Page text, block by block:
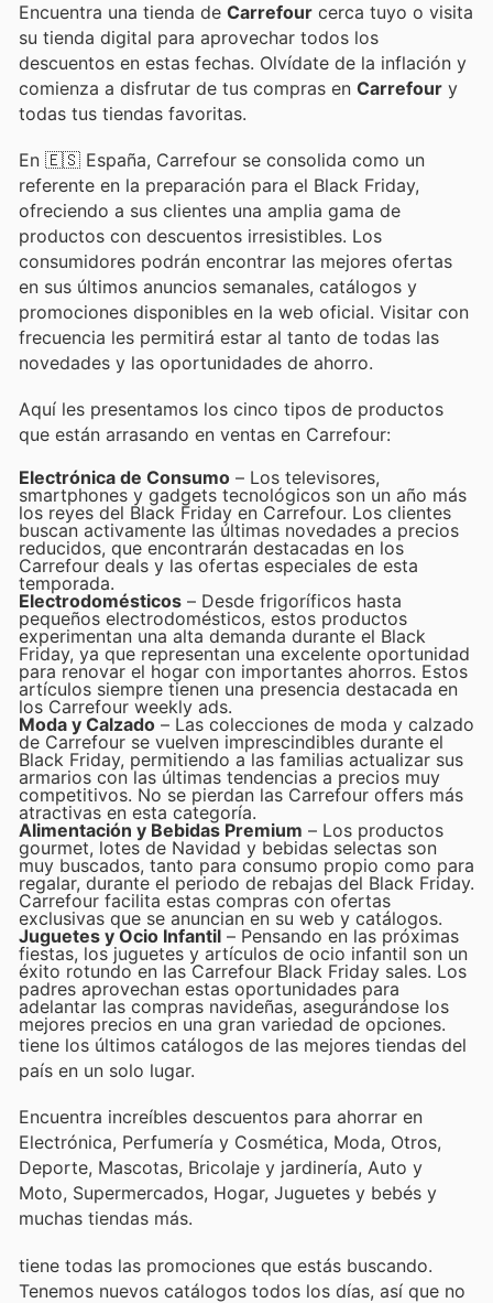
Encuentra una tienda de Carrefour cerca tuyo o visita
su tienda digital para aprovechar todos los
descuentos en estas fechas. Olvídate de la inflación y
comienza a disfrutar de tus compras en Carrefour y
todas tus tiendas favoritas.
En 🇪🇸 España, Carrefour se consolida como un
referente en la preparación para el Black Friday,
ofreciendo a sus clientes una amplia gama de
productos con descuentos irresistibles. Los
consumidores podrán encontrar las mejores ofertas
en sus últimos anuncios semanales, catálogos y
promociones disponibles en la web oficial. Visitar con
frecuencia les permitirá estar al tanto de todas las
novedades y las oportunidades de ahorro.
Aquí les presentamos los cinco tipos de productos
que están arrasando en ventas en Carrefour:
Electrónica de Consumo – Los televisores,
smartphones y gadgets tecnológicos son un año más
los reyes del Black Friday en Carrefour. Los clientes
buscan activamente las últimas novedades a precios
reducidos, que encontrarán destacadas en los
Carrefour deals y las ofertas especiales de esta
temporada.
Electrodomésticos – Desde frigoríficos hasta
pequeños electrodomésticos, estos productos
experimentan una alta demanda durante el Black
Friday, ya que representan una excelente oportunidad
para renovar el hogar con importantes ahorros. Estos
artículos siempre tienen una presencia destacada en
los Carrefour weekly ads.
Moda y Calzado – Las colecciones de moda y calzado
de Carrefour se vuelven imprescindibles durante el
Black Friday, permitiendo a las familias actualizar sus
armarios con las últimas tendencias a precios muy
competitivos. No se pierdan las Carrefour offers más
atractivas en esta categoría.
Alimentación y Bebidas Premium – Los productos
gourmet, lotes de Navidad y bebidas selectas son
muy buscados, tanto para consumo propio como para
regalar, durante el periodo de rebajas del Black Friday.
Carrefour facilita estas compras con ofertas
exclusivas que se anuncian en su web y catálogos.
Juguetes y Ocio Infantil – Pensando en las próximas
fiestas, los juguetes y artículos de ocio infantil son un
éxito rotundo en las Carrefour Black Friday sales. Los
padres aprovechan estas oportunidades para
adelantar las compras navideñas, asegurándose los
mejores precios en una gran variedad de opciones.
tiene los últimos catálogos de las mejores tiendas del
país en un solo lugar.
Encuentra increíbles descuentos para ahorrar en
Electrónica, Perfumería y Cosmética, Moda, Otros,
Deporte, Mascotas, Bricolaje y jardinería, Auto y
Moto, Supermercados, Hogar, Juguetes y bebés y
muchas tiendas más.
tiene todas las promociones que estás buscando.
Tenemos nuevos catálogos todos los días, así que no